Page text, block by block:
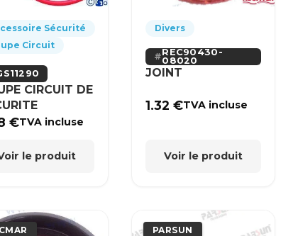
Sécurité
Circuit
CIRCUIT DE
€TVA incluse
le produit
Divers
REC90430-
08020
JOINT
1.32€TVA incluse
Voir le produit
PARSUN